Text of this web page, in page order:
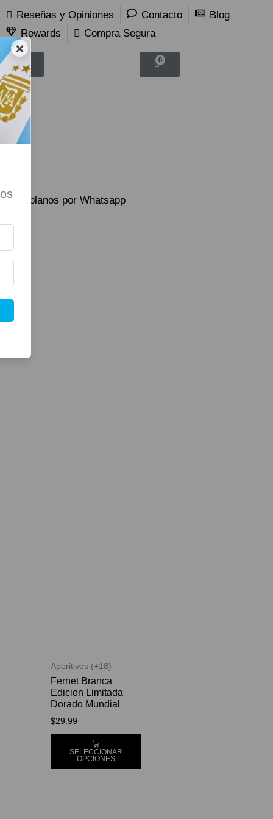
×
Reseñas y Opiniones Contacto
Blog
Rewards
Compra Segura
0
Hablanos por Whatsapp
Aperitivos (+18)
Fernet Branca
Edicion Limitada
Dorado Mundial
$29.99
SELECCIONAR
OPCIONES